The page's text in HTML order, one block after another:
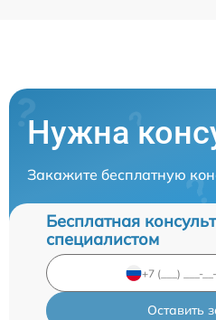
Нужна
Закажите бесплатную
Бесплатная
специалистом
Оставить